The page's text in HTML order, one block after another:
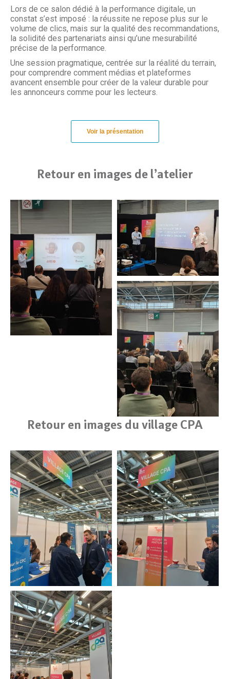
Lors de ce salon dédié à la performance digitale, un
constat s’est imposé : la réussite ne repose plus sur le
volume de clics, mais sur la qualité des recommandations,
la solidité des partenariats ainsi qu’une mesurabilité
précise de la performance.
Une session pragmatique, centrée sur la réalité du terrain,
pour comprendre comment médias et plateformes
avancent ensemble pour créer de la valeur durable pour
les annonceurs comme pour les lecteurs.
Voir la présentation
Retour en images de l’atelier
Retour en images du village CPA